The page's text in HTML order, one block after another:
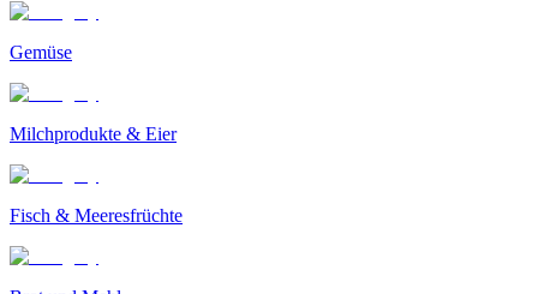
Gemüse
Milchprodukte & Eier
Fisch & Meeresfrüchte